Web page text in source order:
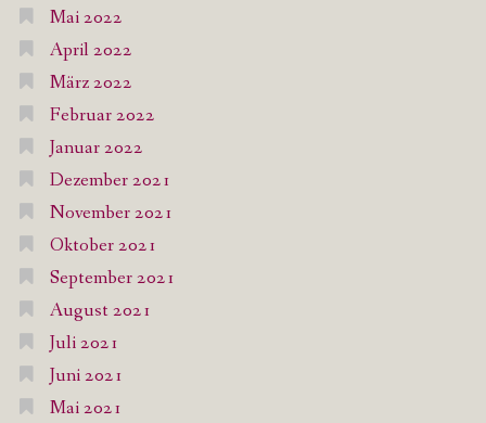
Mai 2022
April 2022
März 2022
Februar 2022
Januar 2022
Dezember 2021
November 2021
Oktober 2021
September 2021
August 2021
Juli 2021
Juni 2021
Mai 2021